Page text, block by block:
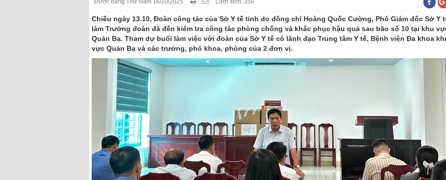
Chiều ngày 13.10, Đoàn công tác của Sở Y tế tỉnh do đồng chí Hoàng Quốc Cường, Phó Giám đốc Sở Y
làm Trưởng đoàn đã đến kiểm tra công tác phòng chống và khắc phục hậu quả sau bão số 10 tại khu
Quản Bạ. Tham dự buổi làm việc với đoàn của Sở Y tế có lãnh đạo Trung tâm Y tế, Bệnh viện Đa khoa
vực Quản Bạ và các trưởng, phó khoa, phòng của 2 đơn vị.